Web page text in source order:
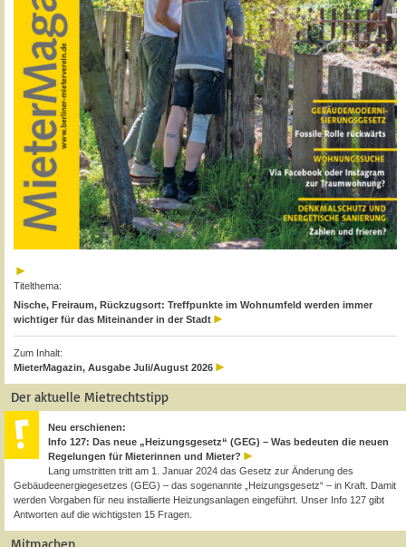
Titelthema:
Nische, Freiraum, Rückzugsort: Treffpunkte im Wohnumfeld werden immer
wichtiger für das Miteinander in der Stadt
Zum Inhalt:
MieterMagazin, Ausgabe Juli/August 2026
Der aktuelle Mietrechtstipp
Neu erschienen:
Info 127: Das neue „Heizungsgesetz“ (GEG) – Was bedeuten die neuen
Regelungen für Mieterinnen und Mieter?
Lang umstritten tritt am 1. Januar 2024 das Gesetz zur Änderung des
Gebäudeenergiegesetzes (GEG) – das sogenannte „Heizungsgesetz“ – in Kraft. Damit
werden Vorgaben für neu installierte Heizungsanlagen eingeführt. Unser Info 127 gibt
Antworten auf die wichtigsten 15 Fragen.